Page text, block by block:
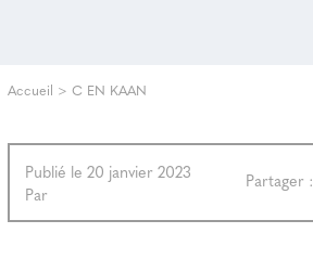
Accueil > C EN KAAN
Publié le 20 janvier 2023
Par
Partager :